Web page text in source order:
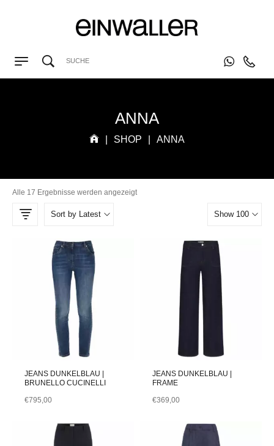
ANNA
SHOP ANNA
Alle 17 Ergebnisse werden angezeigt
Sort by Latest Show 100
JEANS DUNKELBLAU |
BRUNELLO CUCINELLI
€795,00
JEANS DUNKELBLAU |
FRAME
€369,00